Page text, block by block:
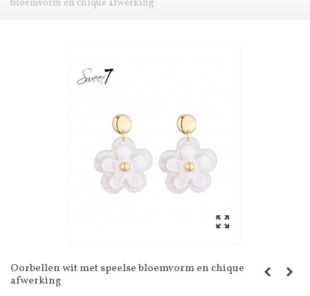
bloemvorm en chique afwerking
Oorbellen wit met speelse bloemvorm en chique
afwerking